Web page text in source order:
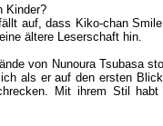
Kinder?
auf, dass Kiko-chan
ältere Leserschaft hin.
von Nunoura Tsubasa
als er auf den ersten
Mit ihrem Stil